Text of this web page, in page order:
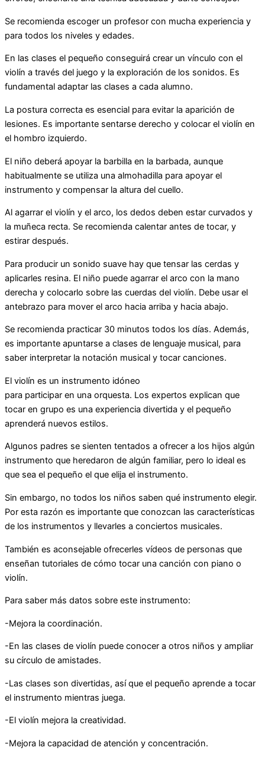
Se recomienda escoger un profesor con mucha experiencia y
para todos los niveles y edades.
En las clases el pequeño conseguirá crear un vínculo con el
violín a través del juego y la exploración de los sonidos. Es
fundamental adaptar las clases a cada alumno.
La postura correcta es esencial para evitar la aparición de
lesiones. Es importante sentarse derecho y colocar el violín en
el hombro izquierdo.
El niño deberá apoyar la barbilla en la barbada, aunque
habitualmente se utiliza una almohadilla para apoyar el
instrumento y compensar la altura del cuello.
Al agarrar el violín y el arco, los dedos deben estar curvados y
la muñeca recta. Se recomienda calentar antes de tocar, y
estirar después.
Para producir un sonido suave hay que tensar las cerdas y
aplicarles resina. El niño puede agarrar el arco con la mano
derecha y colocarlo sobre las cuerdas del violín. Debe usar el
antebrazo para mover el arco hacia arriba y hacia abajo.
Se recomienda practicar 30 minutos todos los días. Además,
es importante apuntarse a clases de lenguaje musical, para
saber interpretar la notación musical y tocar canciones.
El violín es un instrumento idóneo
para participar en una orquesta. Los expertos explican que
tocar en grupo es una experiencia divertida y el pequeño
aprenderá nuevos estilos.
Algunos padres se sienten tentados a ofrecer a los hijos algún
instrumento que heredaron de algún familiar, pero lo ideal es
que sea el pequeño el que elija el instrumento.
Sin embargo, no todos los niños saben qué instrumento elegir.
Por esta razón es importante que conozcan las características
de los instrumentos y llevarles a conciertos musicales.
También es aconsejable ofrecerles vídeos de personas que
enseñan tutoriales de cómo tocar una canción con piano o
violín.
Para saber más datos sobre este instrumento:
-Mejora la coordinación.
-En las clases de violín puede conocer a otros niños y ampliar
su círculo de amistades.
-Las clases son divertidas, así que el pequeño aprende a tocar
el instrumento mientras juega.
-El violín mejora la creatividad.
-Mejora la capacidad de atención y concentración.